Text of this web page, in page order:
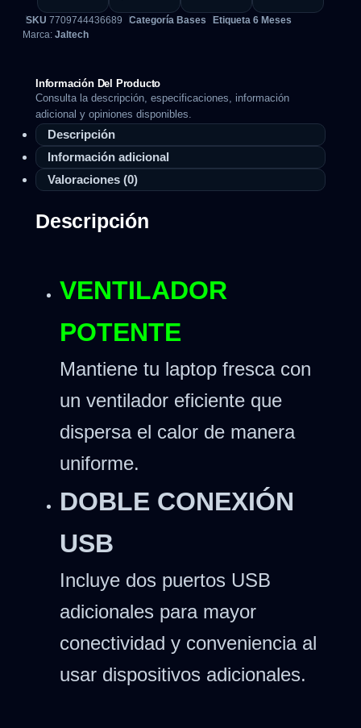
SKU 7709744436689 Categoría Bases Etiqueta 6 Meses
Marca: Jaltech
Información Del Producto
Consulta la descripción, especificaciones, información
adicional y opiniones disponibles.
Descripción
Información adicional
Valoraciones (0)
Descripción
VENTILADOR
POTENTE
Mantiene tu laptop fresca con
un ventilador eficiente que
dispersa el calor de manera
uniforme.
DOBLE CONEXIÓN
USB
Incluye dos puertos USB
adicionales para mayor
conectividad y conveniencia al
usar dispositivos adicionales.